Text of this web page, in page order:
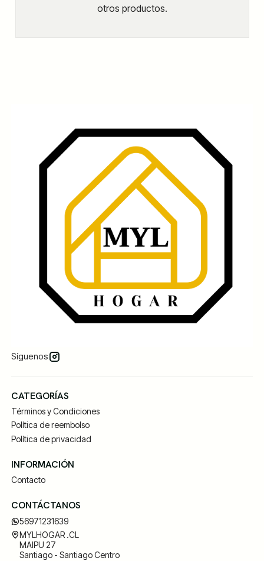
otros productos.
Síguenos
CATEGORÍAS
Términos y Condiciones
Política de reembolso
Política de privacidad
INFORMACIÓN
Contacto
CONTÁCTANOS
56971231639
MYLHOGAR .CL
MAIPU 27
Santiago - Santiago Centro